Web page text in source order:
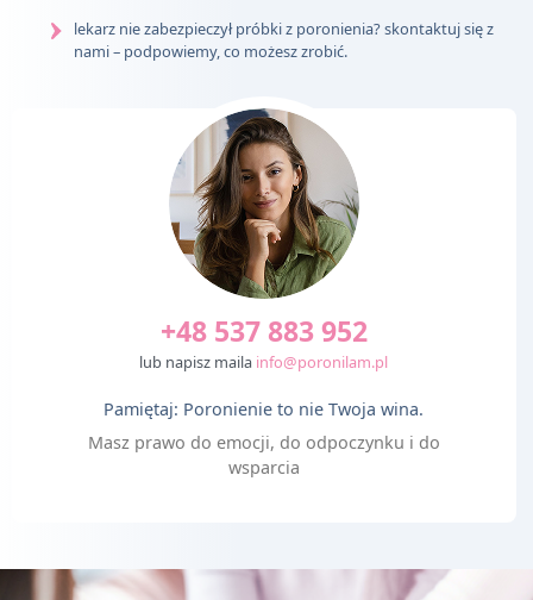
lekarz nie zabezpieczył próbki z poronienia? skontaktuj się z
nami – podpowiemy, co możesz zrobić.
+48 537 883 952
lub napisz maila info@poronilam.pl
Pamiętaj: Poronienie to nie Twoja wina.
Masz prawo do emocji, do odpoczynku i do
wsparcia